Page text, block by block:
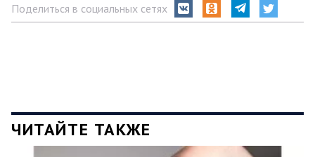
Поделиться в социальных сетях
ЧИТАЙТЕ ТАКЖЕ